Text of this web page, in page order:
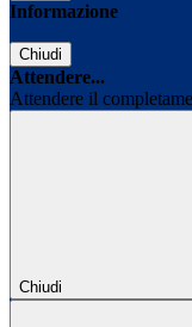
Informazione
Chiudi
Attendere...
Attendere il
Chiudi